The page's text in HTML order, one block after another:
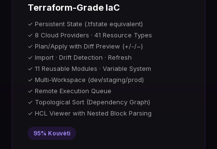
Terraform-Grade IaC
✓ Persistent State (.tfstate equivalent)
✓ 8 Cloud Providers · 41 Resource Types
✓ Plan/Apply with Diff Preview (+/-/~)
✓ Import · Drift Detection · Refresh
✓ 11 Reusable Modules · Variable System
✓ Multi-Workspace (dev/staging/prod)
✓ Remote Execution Queue
✓ Topological Sort (Dependency Graph)
✓ HCL Viewer with Nested Block Parsing
95% Kouvèti